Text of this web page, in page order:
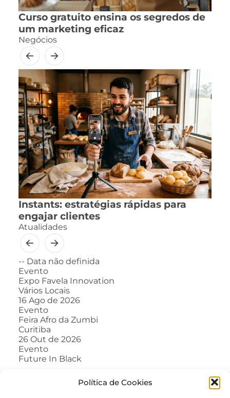
Política de Cookies
Curso gratuito ensina os segredos de
um marketing eficaz
Negócios
Instants: estratégias rápidas para
engajar clientes
Atualidades
-- Data não definida
Evento
Expo Favela Innovation
Vários Locais
16 Ago de 2026
Evento
Feira Afro da Zumbi
Curitiba
26 Out de 2026
Evento
Future In Black